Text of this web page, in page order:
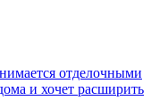
отделочными
и хочет расширить